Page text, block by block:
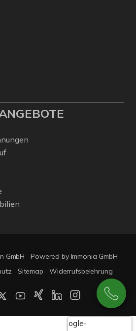
GmbH
Powered by Immonia GmbH
Sitemap Widerrufsbelehrung
Google-